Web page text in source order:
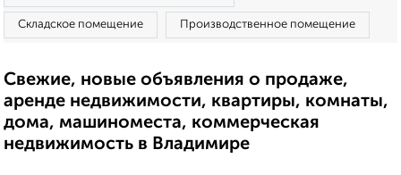
Складское помещение Производственное помещение
Свежие, новые объявления о продаже,
аренде недвижимости, квартиры, комнаты,
дома, машиноместа, коммерческая
недвижимость в Владимире